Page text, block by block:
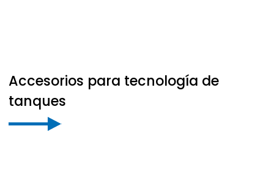
Accesorios para tecnología de
tanques